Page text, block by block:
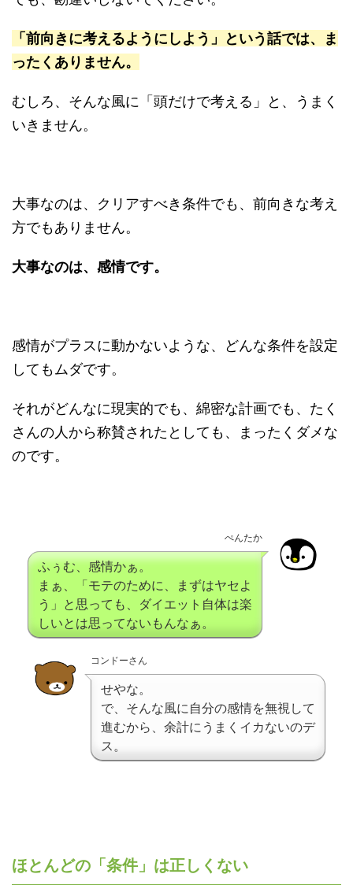
「前向きに考えるようにしよう」という話では、ま
ったくありません。
むしろ、そんな風に「頭だけで考える」と、うまく
いきません。
大事なのは、クリアすべき条件でも、前向きな考え
方でもありません。
大事なのは、感情です。
感情がプラスに動かないような、どんな条件を設定
してもムダです。
それがどんなに現実的でも、綿密な計画でも、たく
さんの人から称賛されたとしても、まったくダメな
のです。
ぺんたか
ふぅむ、感情かぁ。
まぁ、「モテのために、まずはヤセよ
う」と思っても、ダイエット自体は楽
しいとは思ってないもんなぁ。
コンドーさん
せやな。
で、そんな風に自分の感情を無視して
進むから、余計にうまくイカないのデ
ス。
ほとんどの「条件」は正しくない